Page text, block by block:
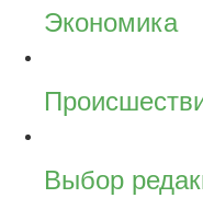
Экономика
Выбор